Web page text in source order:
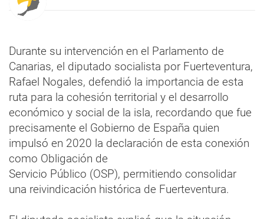
Durante su intervención en el Parlamento de
Canarias, el diputado socialista por Fuerteventura,
Rafael Nogales, defendió la importancia de esta
ruta para la cohesión territorial y el desarrollo
económico y social de la isla, recordando que fue
precisamente el Gobierno de España quien
impulsó en 2020 la declaración de esta conexión
como Obligación de
Servicio Público (OSP), permitiendo consolidar
una reivindicación histórica de Fuerteventura.